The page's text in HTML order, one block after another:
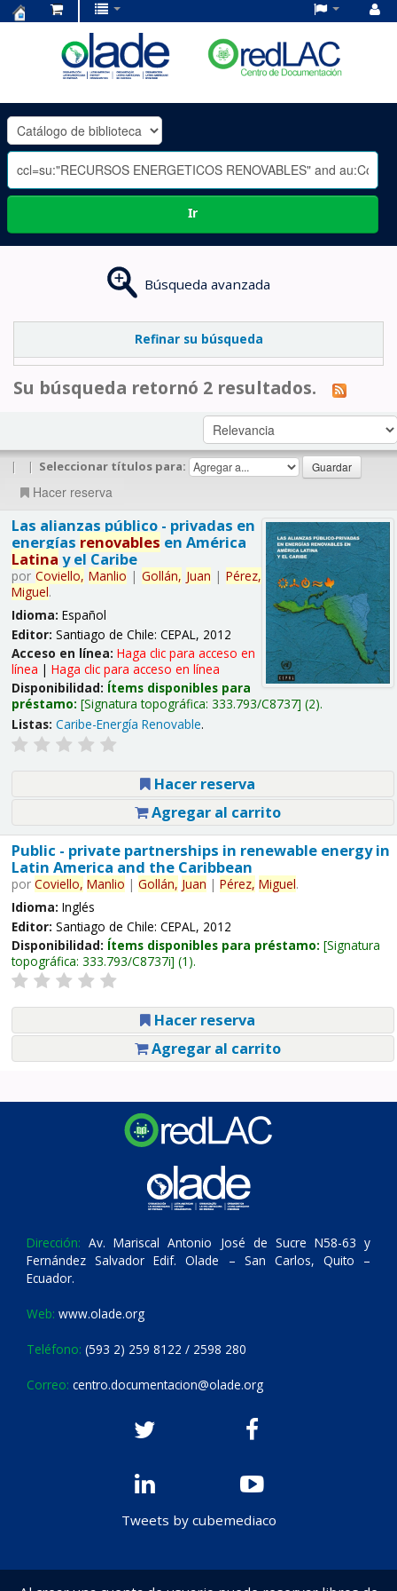
OLADE
-
Ir
Búsqueda avanzada
Refinar su búsqueda
Su búsqueda retornó 2 resultados.
| | Seleccionar títulos para:
Hacer reserva
Las alianzas público - privadas en
energías renovables en América
Latina y el Caribe
por Coviello, Manlio | Gollán, Juan | Pérez,
Miguel.
Idioma: Español
Editor: Santiago de Chile: CEPAL, 2012
Acceso en línea: Haga clic para acceso en
línea | Haga clic para acceso en línea
Disponibilidad: Ítems disponibles para
préstamo: Signatura topográfica: 333.793/C8737 (2).
Listas: Caribe-Energía Renovable.
Hacer reserva
Agregar al carrito
Public - private partnerships in renewable energy in
Latin America and the Caribbean
por Coviello, Manlio | Gollán, Juan | Pérez, Miguel.
Idioma: Inglés
Editor: Santiago de Chile: CEPAL, 2012
Disponibilidad: Ítems disponibles para préstamo: Signatura
topográfica: 333.793/C8737i (1).
Hacer reserva
Agregar al carrito
Dirección: Av. Mariscal Antonio José de Sucre N58-63 y
Fernández Salvador Edif. Olade – San Carlos, Quito –
Ecuador.
Web: www.olade.org
Teléfono: (593 2) 259 8122 / 2598 280
Correo: centro.documentacion@olade.org
Tweets by cubemediaco